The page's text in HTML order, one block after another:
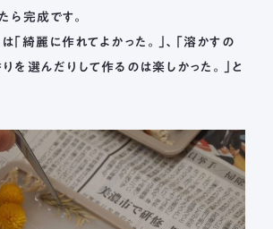
ら完成です。
｢綺麗に作れてよかった。｣、｢溶かすの
を選んだりして作るのは楽しかった。｣と